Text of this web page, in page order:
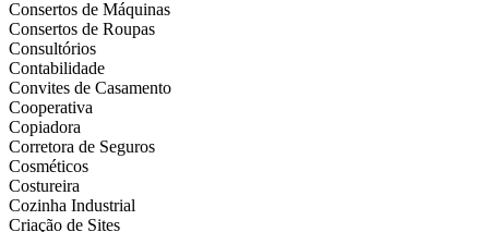
Consertos de Máquinas
Consertos de Roupas
Consultórios
Contabilidade
Convites de Casamento
Cooperativa
Copiadora
Corretora de Seguros
Cosméticos
Costureira
Cozinha Industrial
Criação de Sites